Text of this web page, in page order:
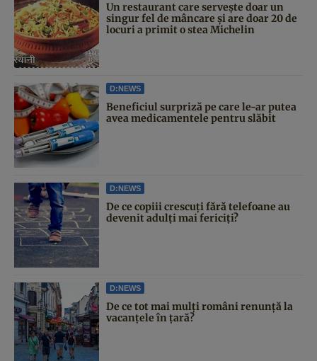
Un restaurant care servește doar un
singur fel de mâncare și are doar 20 de
locuri a primit o stea Michelin
D:NEWS
Beneficiul surpriză pe care le-ar putea
avea medicamentele pentru slăbit
D:NEWS
De ce copiii crescuți fără telefoane au
devenit adulți mai fericiți?
D:NEWS
De ce tot mai mulți români renunță la
vacanțele în țară?